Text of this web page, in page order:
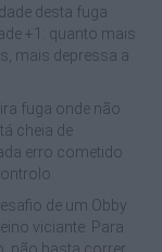
desta fuga
+1: quanto mais
mais depressa a
fuga onde não
cheia de
erro cometido
de um Obby
viciante. Para